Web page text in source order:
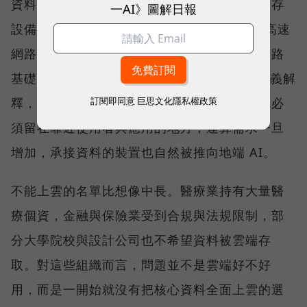
資料安全的守護者，長期發展的是地端網路儲存
設備（NAS），並擴展至 25GbE、100GbE 高速
網路交換器產品線，提供完整的儲存與高速網路
基礎架構。威聯通科技（QNAP）總經理劉文義解
釋，當資料因合規要求或敏感度不能上雲，就必
須留在靠近使用者與應用的地方；運算需求一旦
增加，承接資料的裝置也自然被推向地端 AI。
不能上雲的名單比想像中長。醫療業持有大量醫
療個資，金融與保險業受到合規與法規限制，部
分大學院校與設計公司也不希望資料被雲端存
取。對這些組織而言，問題並不是雲端好不好
用，而是一開始就沒有把核心資料全面上雲的選
一AI》圖解日報
訂閱即同意 巨思文化隱私權政策